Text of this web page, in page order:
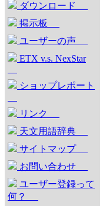
ダウンロード
掲示板
ユーザーの声
ETX v.s. NexStar
ショップレポート
リンク
天文用語辞典
サイトマップ
お問い合わせ
ユーザー登録って
何？